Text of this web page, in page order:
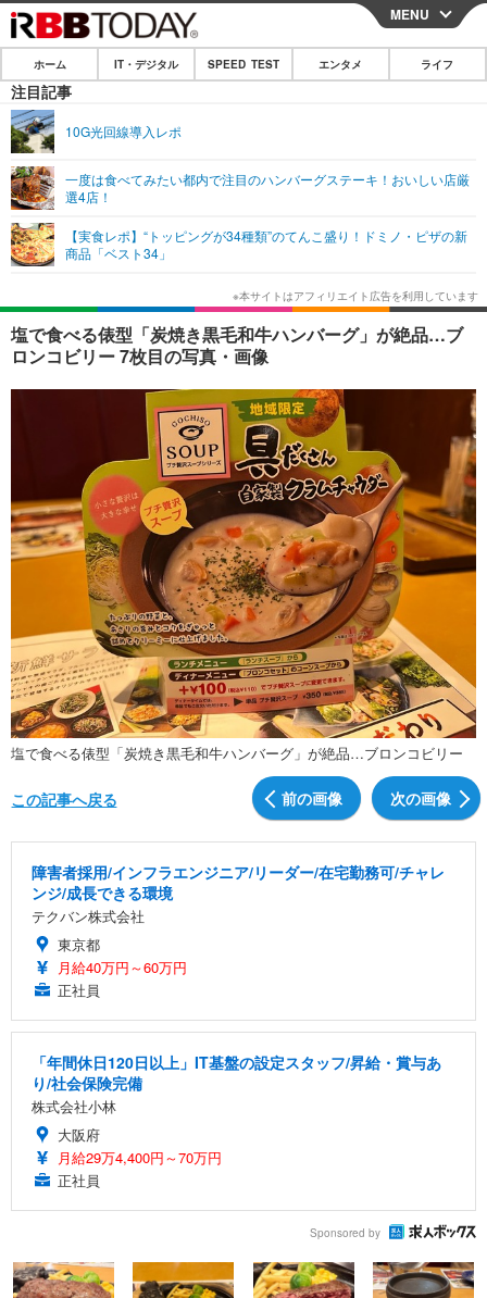
CLOSE
ホーム
IT・デジタル
ショッピング その他
SPEED TEST
エンタメ
エンタメTOP
韓国・芸能
音楽 スポーツ
ショッピング その他
ライフ
ライフTOP グルメ
ペット ショッピング
その他
リリース一覧
プッシュ通知の停止方法
MENU
ホーム IT・デジタル SPEED TEST エンタメ ライフ
注目記事
10G光回線導入レポ
一度は食べてみたい都内で注目のハンバーグステーキ！おいしい店厳
選4店！
【実食レポ】“トッピングが34種類”のてんこ盛り！ドミノ・ピザの新
商品「ベスト34」
塩で食べる俵型「炭焼き黒毛和牛ハンバーグ」が絶品…ブ
ロンコビリー 7枚目の写真・画像
塩で食べる俵型「炭焼き黒毛和牛ハンバーグ」が絶品…ブロンコビリー
前の画像 次の画像
この記事へ戻る
障害者採用/インフラエンジニア/リーダー/在宅勤務可/チャレ
ンジ/成長できる環境
テクバン株式会社
東京都
月給40万円～60万円
正社員
「年間休日120日以上」IT基盤の設定スタッフ/昇給・賞与あ
り/社会保険完備
株式会社小林
大阪府
月給29万4,400円～70万円
正社員
Sponsored by